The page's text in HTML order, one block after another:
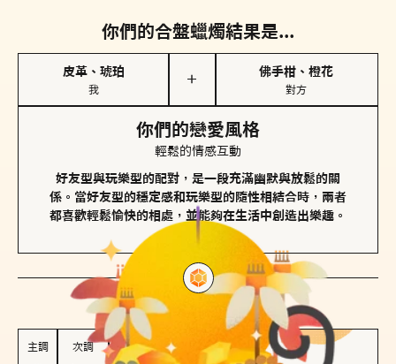
你們的合盤蠟燭結果是...
皮革、琥珀
我
＋
佛手柑、橙花
對方
你們的戀愛風格
輕鬆的情感互動
好友型與玩樂型的配對，是一段充滿幽默與放鬆的關
係。當好友型的穩定感和玩樂型的隨性相結合時，兩者
都喜歡輕鬆愉快的相處，並能夠在生活中創造出樂趣。
對方的主調蠟燭是...
主調 次調